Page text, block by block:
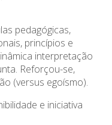
pedagógicas,
princípios e
interpretação
Reforçou-se,
(versus egoísmo).
e iniciativa